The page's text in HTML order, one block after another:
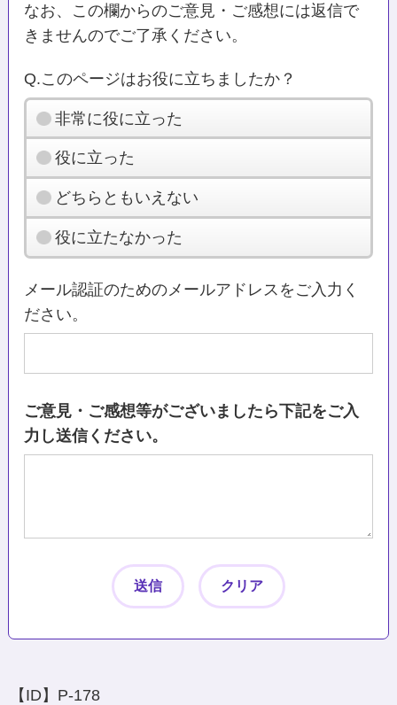
なお、この欄からのご意見・ご感想には返信で
きませんのでご了承ください。
Q.このページはお役に立ちましたか？
非常に役に立った
役に立った
どちらともいえない
役に立たなかった
メール認証のためのメールアドレスをご入力く
ださい。
ご意見・ご感想等がございましたら下記をご入
力し送信ください。
【ID】 P-178